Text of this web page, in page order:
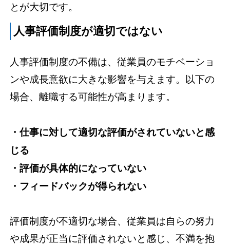
とが大切です。
人事評価制度が適切ではない
人事評価制度の不備は、従業員のモチベーショ
ンや成長意欲に大きな影響を与えます。以下の
場合、離職する可能性が高まります。
・仕事に対して適切な評価がされていないと感
じる
・評価が具体的になっていない
・フィードバックが得られない
評価制度が不適切な場合、従業員は自らの努力
や成果が正当に評価されないと感じ、不満を抱